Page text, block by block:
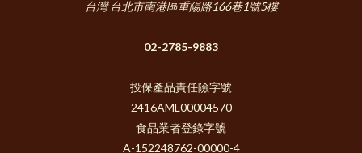
台灣 台北市南港區重陽路166巷1號5樓
02-2785-9883
投保產品責任險字號
2416AML00004570
食品業者登錄字號
A-152248762-00000-4